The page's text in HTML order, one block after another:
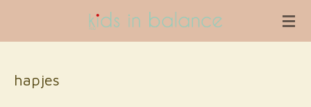
hoofdinhoud
hapjes